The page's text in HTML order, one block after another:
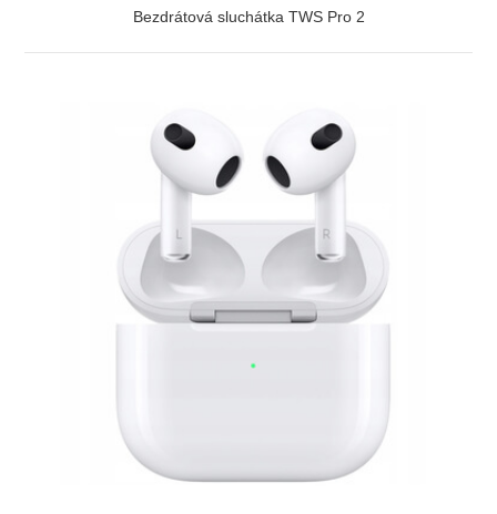
Bezdrátová sluchátka TWS Pro 2